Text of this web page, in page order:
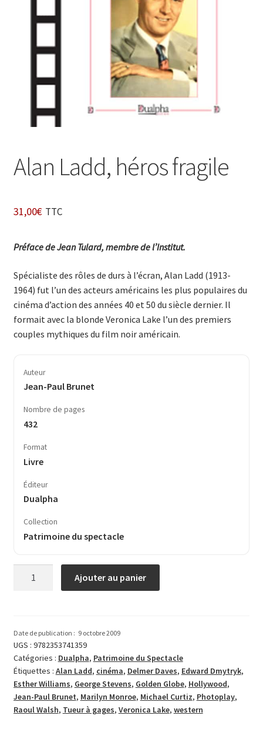
Login Customizer
Nous Contacter
Panier
Politique de confidentialité et cookies
Suivi de la Commande
Alan Ladd, héros fragile
31,00€ TTC
Préface de Jean Tulard, membre de l’Institut.
Spécialiste des rôles de durs à l’écran, Alan Ladd (1913-
1964) fut l’un des acteurs américains les plus populaires du
cinéma d’action des années 40 et 50 du siècle dernier. Il
formait avec la blonde Vero­ni­ca Lake l’un des premiers
couples mythiques du film noir américain.
Auteur
Jean-Paul Brunet
Nombre de pages
432
Format
Livre
Éditeur
Dualpha
Collection
Patrimoine du spectacle
héros
fragile
Ajouter au panier
Date de publication : 9 octobre 2009
UGS : 9782353741359
Catégories : Dualpha, Patrimoine du Spectacle
Étiquettes : Alan Ladd, cinéma, Delmer Daves, Edward Dmytryk,
Esther Williams, George Stevens, Golden Globe, Hollywood,
Jean-Paul Brunet, Marilyn Monroe, Michael Curtiz, Photoplay,
Raoul Walsh, Tueur à gages, Veronica Lake, western